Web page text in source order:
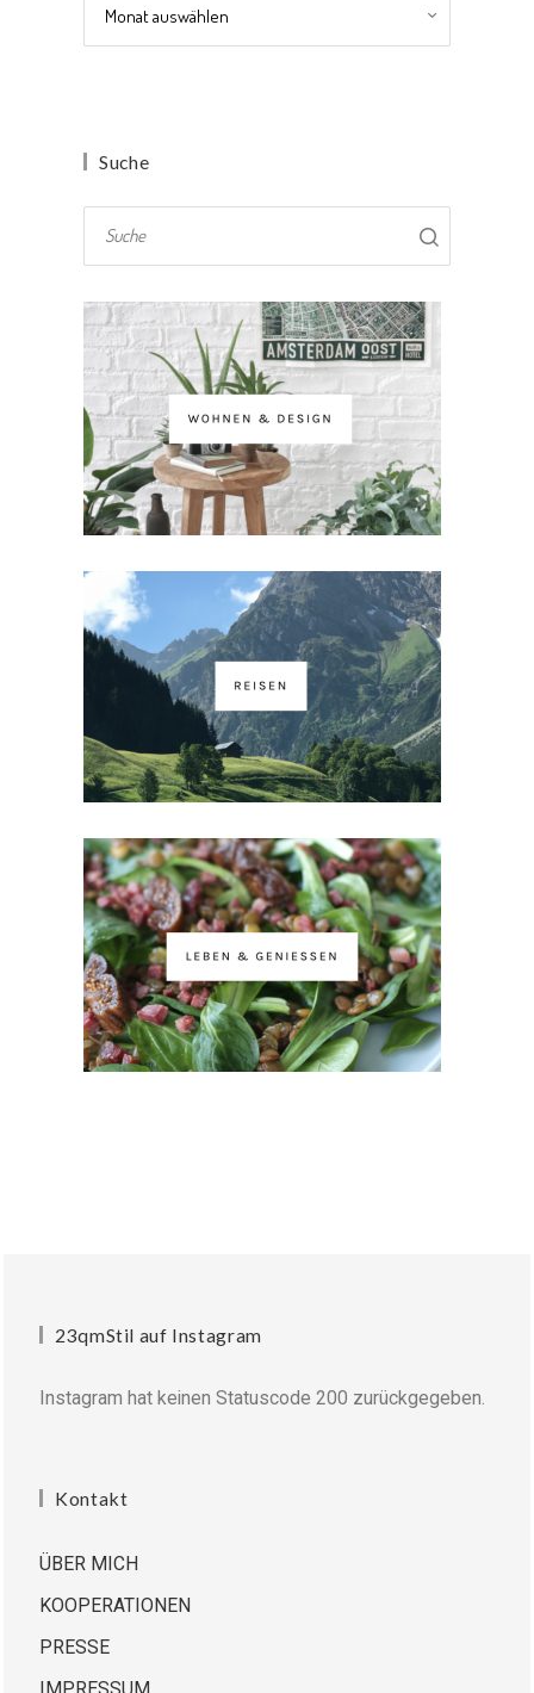
Suche
23qmStil auf Instagram
Instagram hat keinen Statuscode 200 zurückgegeben.
Kontakt
ÜBER MICH
KOOPERATIONEN
PRESSE